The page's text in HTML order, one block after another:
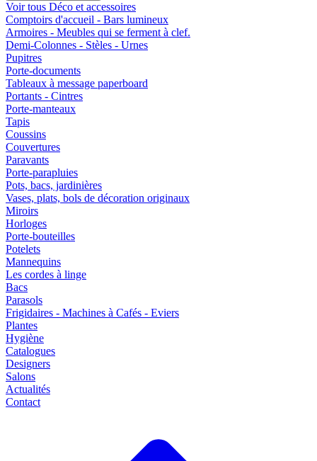
Voir tous Déco et accessoires
Comptoirs d'accueil - Bars lumineux
Armoires - Meubles qui se ferment à clef.
Demi-Colonnes - Stèles - Urnes
Pupitres
Porte-documents
Tableaux à message paperboard
Portants - Cintres
Porte-manteaux
Tapis
Coussins
Couvertures
Paravants
Porte-parapluies
Pots, bacs, jardinières
Vases, plats, bols de décoration originaux
Miroirs
Horloges
Porte-bouteilles
Potelets
Mannequins
Les cordes à linge
Bacs
Parasols
Frigidaires - Machines à Cafés - Eviers
Plantes
Hygiène
Catalogues
Designers
Salons
Actualités
Contact